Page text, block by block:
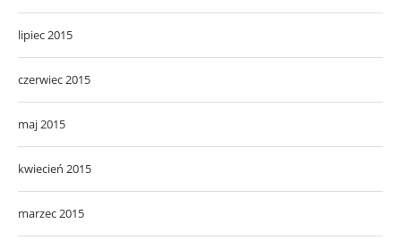
lipiec 2015
czerwiec 2015
maj 2015
kwiecień 2015
marzec 2015